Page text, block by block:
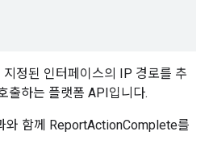
정된 인터페이스의 IP 경로를 추
출하는 플랫폼 API입니다.
와 함께 ReportActionComplete를